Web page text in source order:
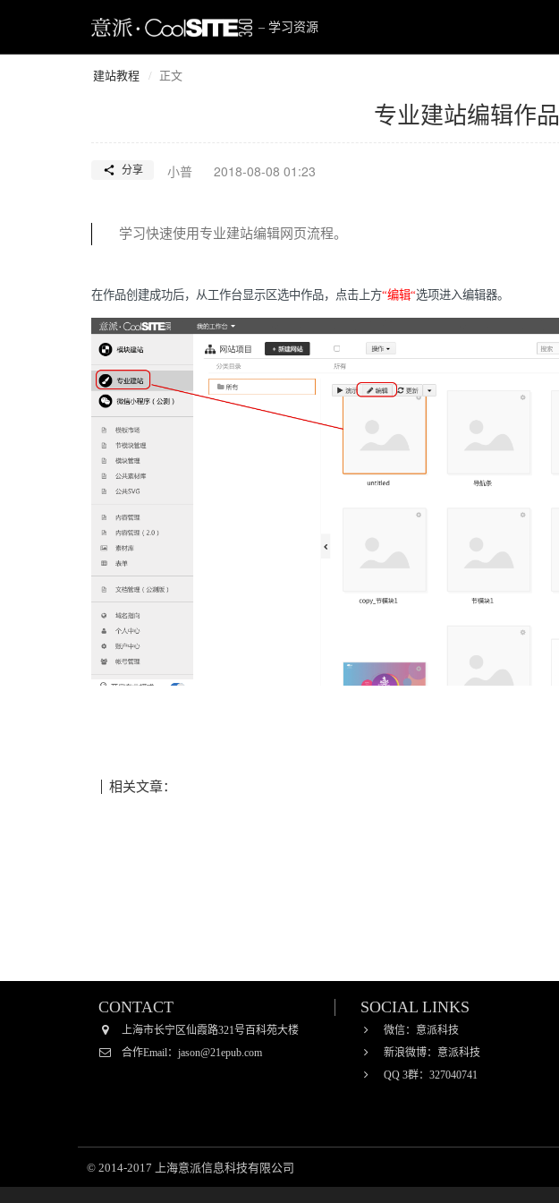
– 学习资源
建站教程 正文
专业建站编辑作品
分享 小普 2018-08-08 01:23
学习快速使用专业建站编辑网页流程。
在作品创建成功后，从工作台显示区选中作品，点击上方“编辑“选项进入编辑器。
相关文章：
CONTACT
上海市长宁区仙霞路321号百科苑大楼
合作Email：jason@21epub.com
SOCIAL LINKS
微信：意派科技
新浪微博：意派科技
QQ 3群：327040741
© 2014-2017 上海意派信息科技有限公司